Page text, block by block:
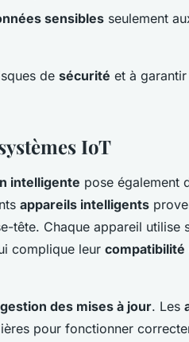
sensibles seulement
de sécurité et à garantir
IoT
intelligente pose également
appareils intelligents
tête. Chaque appareil utilise
complique leur compatibilité
gestion des mises à jour. Les
pour fonctionner